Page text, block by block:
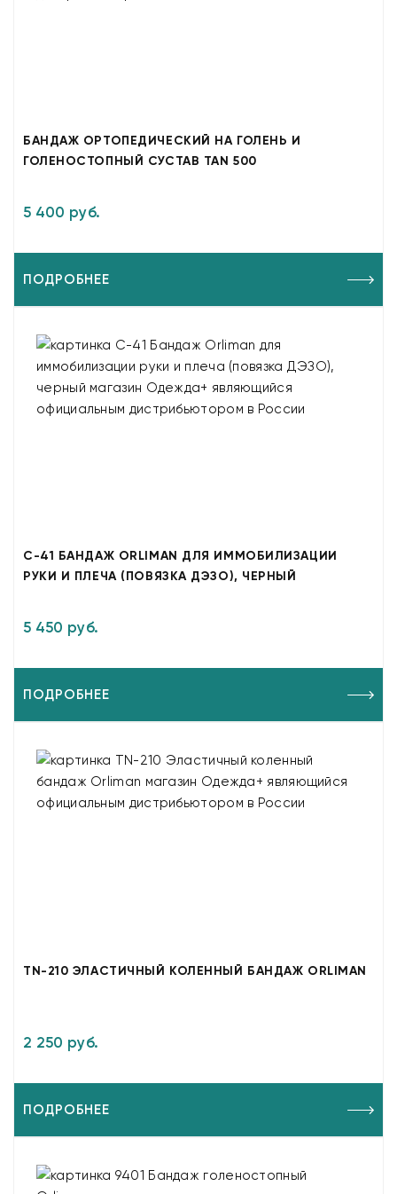
БАНДАЖ ОРТОПЕДИЧЕСКИЙ НА ГОЛЕНЬ И
ГОЛЕНОСТОПНЫЙ СУСТАВ TAN 500
5 400 руб.
ПОДРОБНЕЕ
C-41 БАНДАЖ ORLIMAN ДЛЯ ИММОБИЛИЗАЦИИ
РУКИ И ПЛЕЧА (ПОВЯЗКА ДЭЗО), ЧЕРНЫЙ
5 450 руб.
ПОДРОБНЕЕ
TN-210 ЭЛАСТИЧНЫЙ КОЛЕННЫЙ БАНДАЖ ORLIMAN
2 250 руб.
ПОДРОБНЕЕ